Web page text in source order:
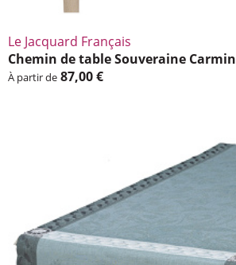
Le Jacquard Français
Chemin de table Souve­raine Carmin
À partir de 87,00 €